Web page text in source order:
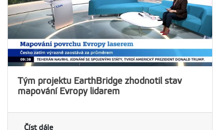
Tým projektu EarthBridge zhodnotil stav
mapování Evropy lidarem
Číst dále